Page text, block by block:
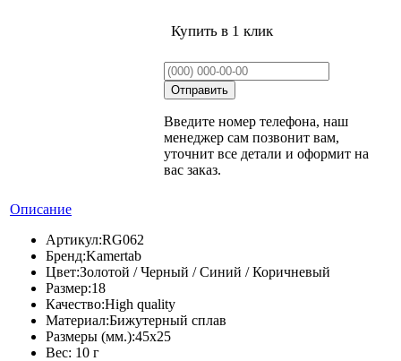
Купить в 1 клик
Введите номер телефона, наш
менеджер сам позвонит вам,
уточнит все детали и оформит на
вас заказ.
Описание
Артикул:RG062
Бренд:Kamertab
Цвет:Золотой / Черный / Синий / Коричневый
Размер:18
Качество:High quality
Материал:Бижутерный сплав
Размеры (мм.):45х25
Вес: 10 г